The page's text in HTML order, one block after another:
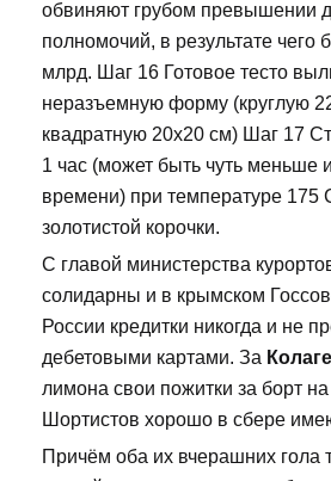
обвиняют грубом превышении
полномочий, в результате чего
млрд. Шаг 16 Готовое тесто
неразъемную форму (круглую
квадратную 20х20 см) Шаг 17
1 час (может быть чуть меньше
времени) при температуре 175
золотистой корочки.
С главой министерства
солидарны и в крымском
России кредитки никогда и не
дебетовыми картами. За
лимона свои пожитки за борт
Шортистов хорошо в сбере
Причём оба их вчерашних гола